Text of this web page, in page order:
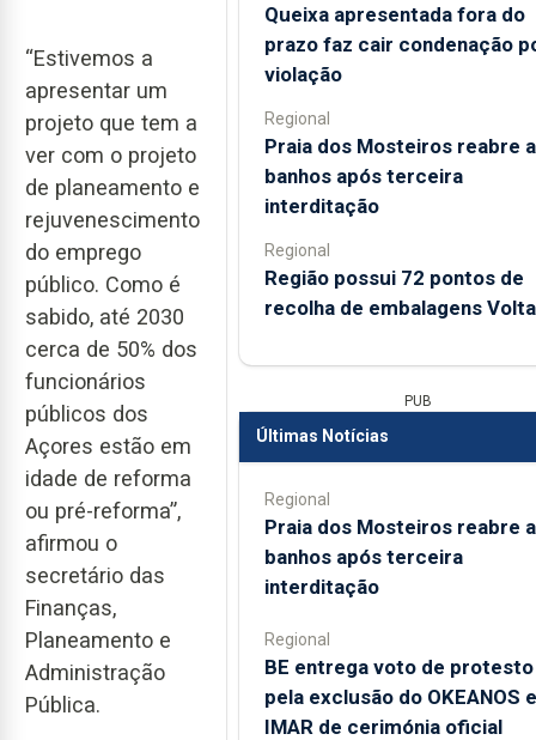
“Estivemos a
apresentar um
projeto que tem a
ver com o projeto
de planeamento e
rejuvenescimento
do emprego
público. Como é
sabido, até 2030
cerca de 50% dos
funcionários
públicos dos
Açores estão em
idade de reforma
ou pré-reforma”,
afirmou o
secretário das
Finanças,
Planeamento e
Administração
Pública.
Queixa apresentada fora do
prazo faz cair condenação
violação
Regional
Praia dos Mosteiros reabre a
banhos após terceira
interditação
Regional
Região possui 72 pontos de
recolha de embalagens Volta
PUB
Últimas Notícias
Regional
Praia dos Mosteiros reabre a
banhos após terceira
interditação
Regional
BE entrega voto de protesto
pela exclusão do OKEANOS e
IMAR de cerimónia oficial